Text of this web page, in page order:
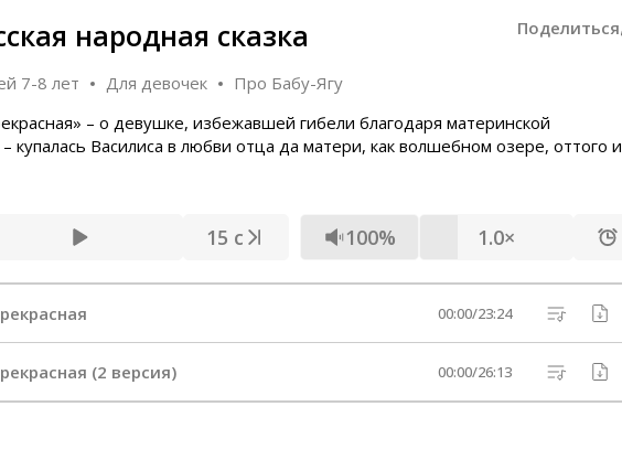
народная сказка Поделиться
7-8 лет Для девочек
Про Бабу-Ягу
– о девушке, избежавшей гибели благодаря материнской
купалась Василиса в любви отца да матери, как волшебном озере, оттого и
15 с 100% 1.0×
00:00/23:24
(2 версия) 00:00/26:13